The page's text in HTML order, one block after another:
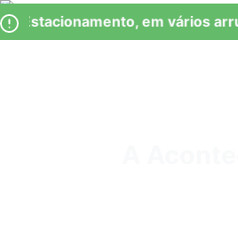
Observação:
este
Skip
to
Estacionamento, em vários